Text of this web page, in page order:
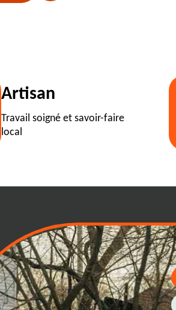
Artisan
Travail soigné et savoir-faire
local
Location express de
multiples chez RJ
Lapeyrouse